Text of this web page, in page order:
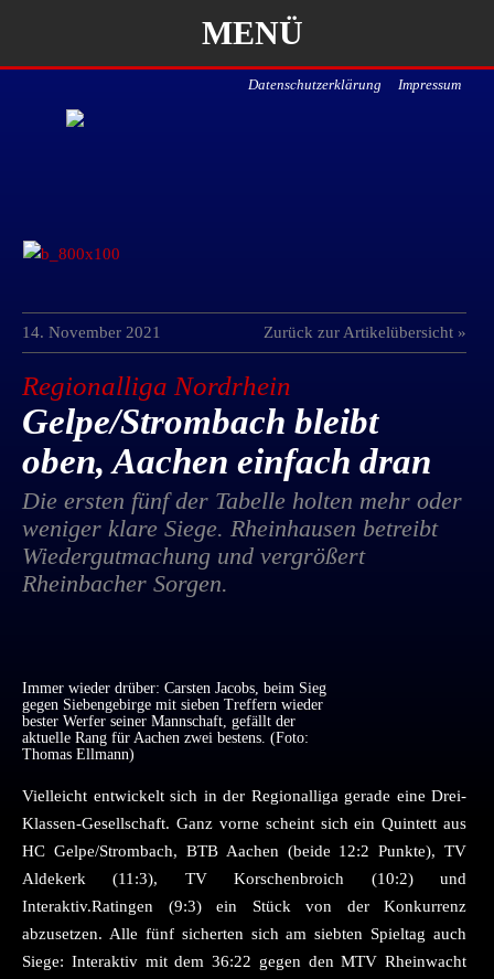
MENÜ
Datenschutzerklärung Impressum
14. November 2021 Zurück zur Artikelübersicht »
Regionalliga Nordrhein
Gelpe/Strombach bleibt
oben, Aachen einfach dran
Die ersten fünf der Tabelle holten mehr oder
weniger klare Siege. Rheinhausen betreibt
Wiedergutmachung und vergrößert
Rheinbacher Sorgen.
Immer wieder drüber: Carsten Jacobs, beim Sieg
gegen Siebengebirge mit sieben Treffern wieder
bester Werfer seiner Mannschaft, gefällt der
aktuelle Rang für Aachen zwei bestens. (Foto:
Thomas Ellmann)
Vielleicht entwickelt sich in der Regionalliga gerade eine Drei-
Klassen-Gesellschaft. Ganz vorne scheint sich ein Quintett aus
HC Gelpe/Strombach, BTB Aachen (beide 12:2 Punkte), TV
Aldekerk (11:3), TV Korschenbroich (10:2) und
Interaktiv.Ratingen (9:3) ein Stück von der Konkurrenz
abzusetzen. Alle fünf sicherten sich am siebten Spieltag auch
Siege: Interaktiv mit dem 36:22 gegen den MTV Rheinwacht